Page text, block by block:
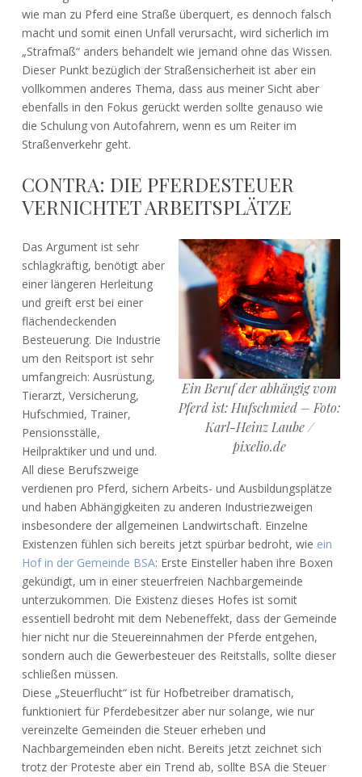
wie man zu Pferd eine Straße überquert, es dennoch falsch
macht und somit einen Unfall verursacht, wird sicherlich im
„Strafmaß“ anders behandelt wie jemand ohne das Wissen.
Dieser Punkt bezüglich der Straßensicherheit ist aber ein
vollkommen anderes Thema, dass aus meiner Sicht aber
ebenfalls in den Fokus gerückt werden sollte genauso wie
die Schulung von Autofahrern, wenn es um Reiter im
Straßenverkehr geht.
CONTRA: DIE PFERDESTEUER
VERNICHTET ARBEITSPLÄTZE
Ein Beruf der abhängig vom
Pferd ist: Hufschmied – Foto:
Karl-Heinz Laube /
pixelio.de
Das Argument ist sehr
schlagkräftig, benötigt aber
einer längeren Herleitung
und greift erst bei einer
flächendeckenden
Besteuerung. Die Industrie
um den Reitsport ist sehr
umfangreich: Ausrüstung,
Tierarzt, Versicherung,
Hufschmied, Trainer,
Pensionsställe,
Heilpraktiker und und und.
All diese Berufszweige
verdienen pro Pferd, sichern Arbeits- und Ausbildungsplätze
und haben Abhängigkeiten zu anderen Industriezweigen
insbesondere der allgemeinen Landwirtschaft. Einzelne
Existenzen fühlen sich bereits jetzt spürbar bedroht, wie ein
Hof in der Gemeinde BSA: Erste Einsteller haben ihre Boxen
gekündigt, um in einer steuerfreien Nachbargemeinde
unterzukommen. Die Existenz dieses Hofes ist somit
essentiell bedroht mit dem Nebeneffekt, dass der Gemeinde
hier nicht nur die Steuereinnahmen der Pferde entgehen,
sondern auch die Gewerbesteuer des Reitstalls, sollte dieser
schließen müssen.
Diese „Steuerflucht“ ist für Hofbetreiber dramatisch,
funktioniert für Pferdebesitzer aber nur solange, wie nur
vereinzelte Gemeinden die Steuer erheben und
Nachbargemeinden eben nicht. Bereits jetzt zeichnet sich
trotz der Proteste aber ein Trend ab, sollte BSA die Steuer